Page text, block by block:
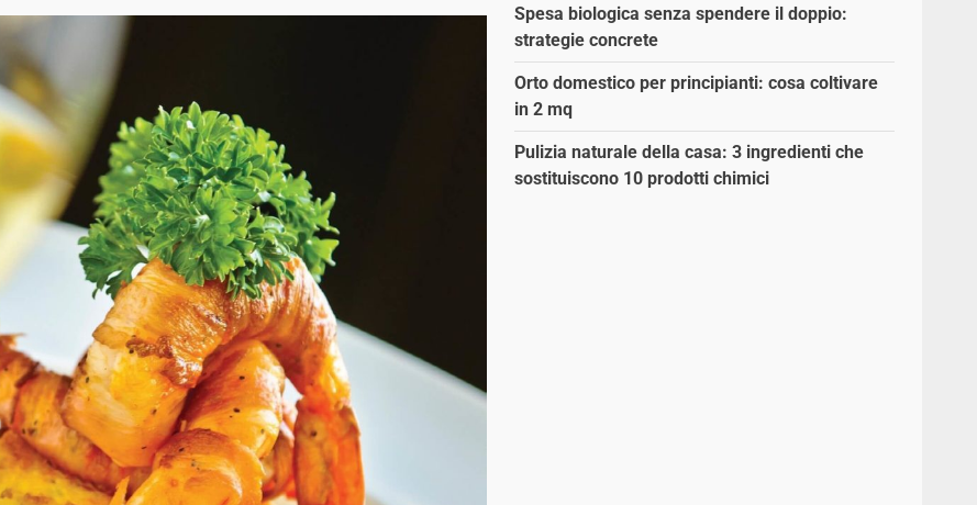
Spesa biologica senza spendere il doppio:
strategie concrete
Orto domestico per principianti: cosa coltivare
in 2 mq
Pulizia naturale della casa: 3 ingredienti che
sostituiscono 10 prodotti chimici